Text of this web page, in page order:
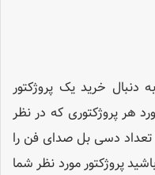
دنبال خرید یک پروژکتور
هر پروژکتوری که در نظر
تعداد دسی بل صدای فن را
پروژکتور مورد نظر شما